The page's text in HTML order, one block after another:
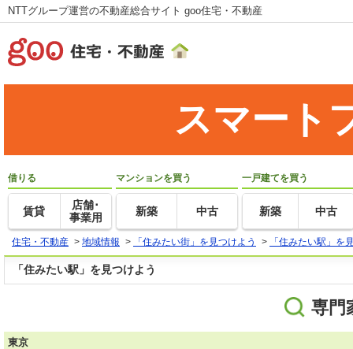
NTTグループ運営の不動産総合サイト goo住宅・不動産
スマート
借りる
賃貸
店舗･
事業用
マンションを買う
新築 中古
一戸建てを買う
新築 中古
住宅・不動産 > 地域情報 > 「住みたい街」を見つけよう > 「住みたい駅」を
「住みたい駅」を見つけよう
専門
東京